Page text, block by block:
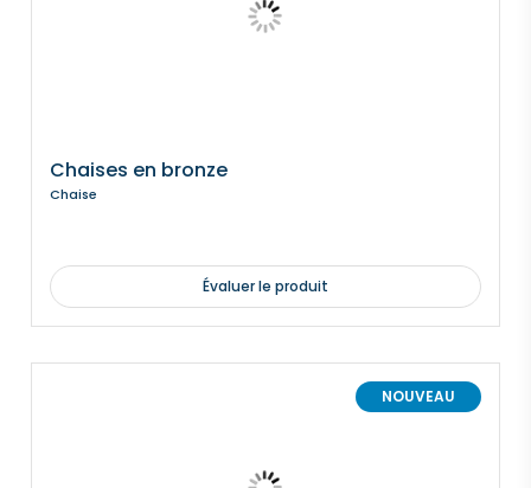
Chaises en bronze
Chaise
Évaluer le produit
NOUVEAU